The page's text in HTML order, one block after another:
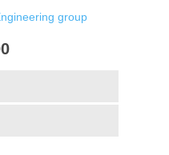
group